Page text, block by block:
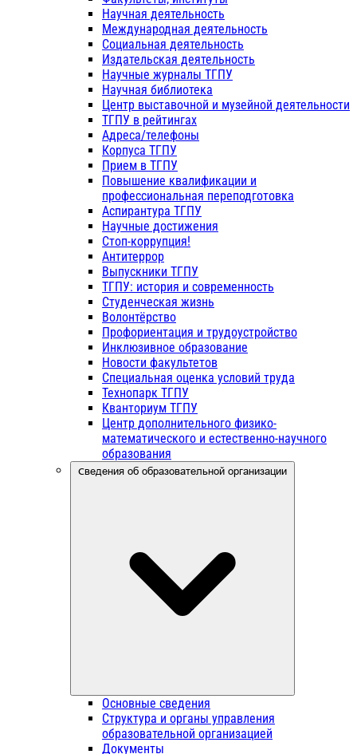
Научная деятельность
Международная деятельность
Социальная деятельность
Издательская деятельность
Научные журналы ТГПУ
Научная библиотека
Центр выставочной и музейной деятельности
ТГПУ в рейтингах
Адреса/телефоны
Корпуса ТГПУ
Прием в ТГПУ
Повышение квалификации и
профессиональная переподготовка
Аспирантура ТГПУ
Научные достижения
Стоп-коррупция!
Антитеррор
Выпускники ТГПУ
ТГПУ: история и современность
Студенческая жизнь
Волонтёрство
Профориентация и трудоустройство
Инклюзивное образование
Новости факультетов
Специальная оценка условий труда
Технопарк ТГПУ
Кванториум ТГПУ
Центр дополнительного физико-
математического и естественно-научного
образования
Сведения об образовательной организации
Основные сведения
Структура и органы управления
образовательной организацией
Документы